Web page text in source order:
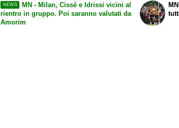
NEWS
MN - Milan, Cissé e Idrissi vicini al
rientro in gruppo. Poi saranno valutati da
Amorim